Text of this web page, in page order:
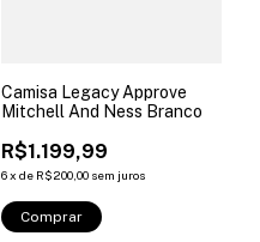
Camisa Legacy Approve
Mitchell And Ness Branco
R$1.199,99
6x de R$200,00 sem juros
Comprar